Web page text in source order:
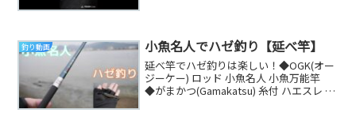
釣り動画 小魚名人でハゼ釣り【延べ竿】
延べ竿でハゼ釣りは楽しい！◆OGK(オー
ジーケー) ロッド 小魚名人 小魚万能竿
◆がまかつ(Gamakatsu) 糸付 ハエスレ 緑